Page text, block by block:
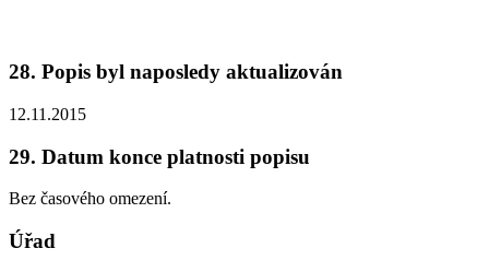
28. Popis byl naposledy aktualizován
12.11.2015
29. Datum konce platnosti popisu
Bez časového omezení.
Úřad